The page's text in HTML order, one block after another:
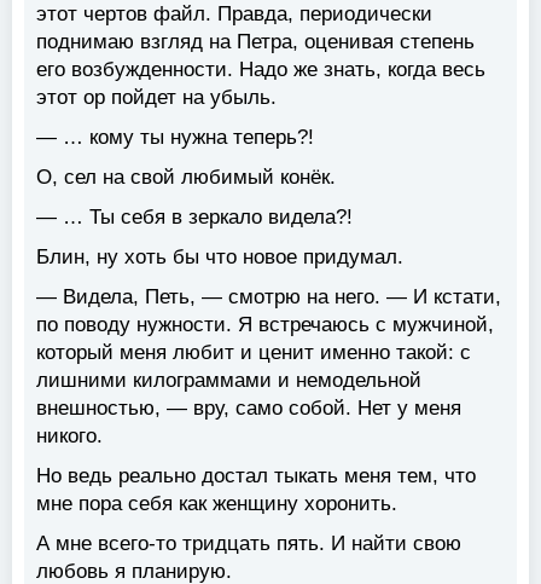
этот чертов файл. Правда, периодически
поднимаю взгляд на Петра, оценивая степень
его возбужденности. Надо же знать, когда весь
этот ор пойдет на убыль.
— … кому ты нужна теперь?!
О, сел на свой любимый конёк.
— … Ты себя в зеркало видела?!
Блин, ну хоть бы что новое придумал.
— Видела, Петь, — смотрю на него. — И кстати,
по поводу нужности. Я встречаюсь с мужчиной,
который меня любит и ценит именно такой: с
лишними килограммами и немодельной
внешностью, — вру, само собой. Нет у меня
никого.
Но ведь реально достал тыкать меня тем, что
мне пора себя как женщину хоронить.
А мне всего-то тридцать пять. И найти свою
любовь я планирую.